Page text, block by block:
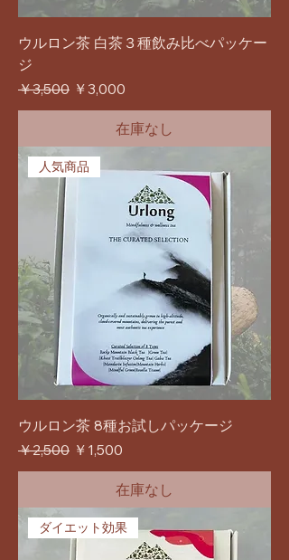
ウルロン茶 白茶３種飲み比べパッケー
ジ
通常価格
￥3,500 セール価格
￥3,000
在庫なし
人気商品
ウルロン茶 8種お試しパッケージ
通常価格
￥2,500 セール価格
￥1,500
在庫なし
ダイエット効果